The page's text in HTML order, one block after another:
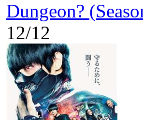
Dungeon?
12/12